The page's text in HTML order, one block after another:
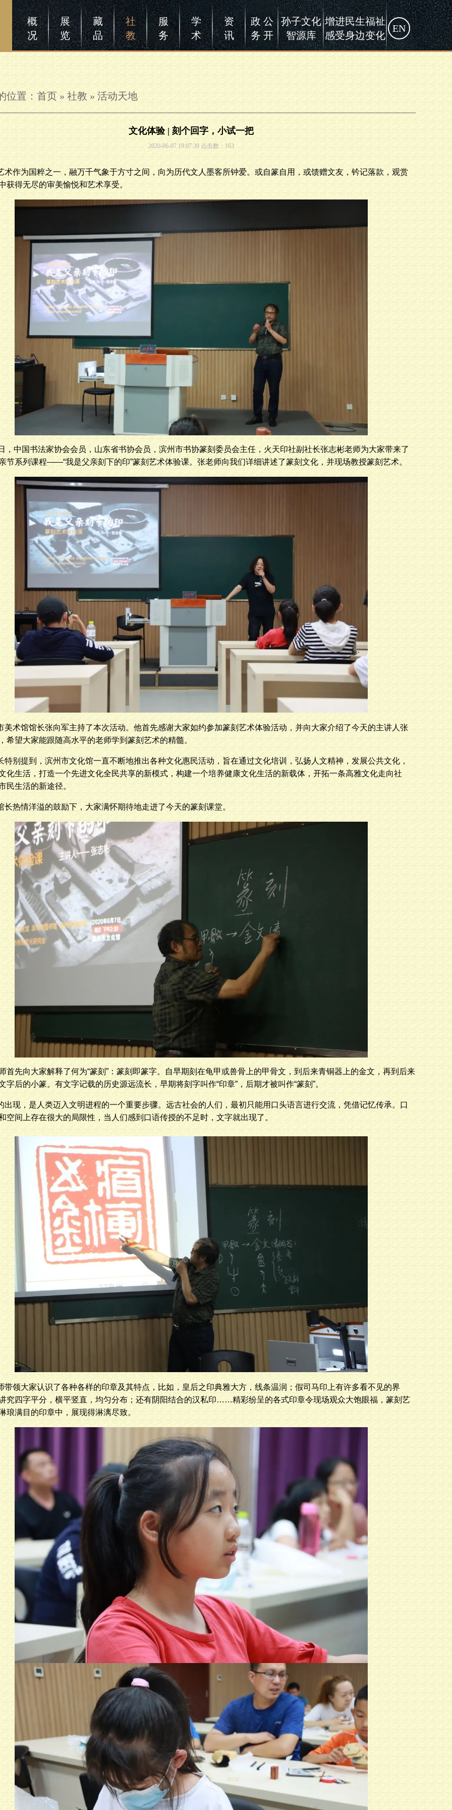
概
况
展
览
藏
品
社
教
服
务
学
术
资
讯
政 公
务 开
孙子文化
智源库
增进民生福祉
感受身边变化
EN
位置： 首页 » 社教»活动天地
文化体验 | 刻个回字，小试一把
2020-06-07 19:07:39 点击数：163
术作为国粹之一，融万千气象于方寸之间，向为历代文人墨客所钟爱。或自篆自用，或馈赠文友，钤记落款，观赏
获得无尽的审美愉悦和艺术享受。
，中国书法家协会会员，山东省书协会员，滨州市书协篆刻委员会主任，火天印社副社长张志彬老师为大家带来了
节系列课程——“我是父亲刻下的印”篆刻艺术体验课。张老师向我们详细讲述了篆刻文化，并现场教授篆刻艺术。
美术馆馆长张向军主持了本次活动。他首先感谢大家如约参加篆刻艺术体验活动，并向大家介绍了今天的主讲人张
希望大家能跟随高水平的老师学到篆刻艺术的精髓。
特别提到，滨州市文化馆一直不断地推出各种文化惠民活动，旨在通过文化培训，弘扬人文精神，发展公共文化，
化生活，打造一个先进文化全民共享的新模式，构建一个培养健康文化生活的新载体，开拓一条高雅文化走向社
民生活的新途径。
长热情洋溢的鼓励下，大家满怀期待地走进了今天的篆刻课堂。
首先向大家解释了何为“篆刻”：篆刻即篆字。自早期刻在龟甲或兽骨上的甲骨文，到后来青铜器上的金文，再到后来
字后的小篆。有文字记载的历史源远流长，早期将刻字叫作“印章”，后期才被叫作“篆刻”。
出现，是人类迈入文明进程的一个重要步骤。远古社会的人们，最初只能用口头语言进行交流，凭借记忆传承。口
空间上存在很大的局限性，当人们感到口语传授的不足时，文字就出现了。
带领大家认识了各种各样的印章及其特点，比如，皇后之印典雅大方，线条温润；假司马印上有许多看不见的界
究四字平分，横平竖直，均匀分布；还有阴阳结合的汉私印……精彩纷呈的各式印章令现场观众大饱眼福，篆刻艺
琅满目的印章中，展现得淋漓尽致。